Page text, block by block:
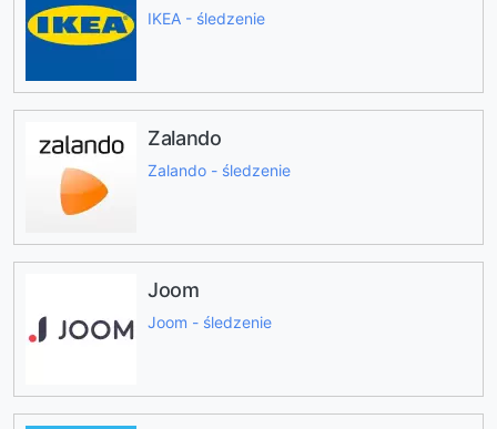
IKEA - śledzenie
Zalando
Zalando - śledzenie
Joom
Joom - śledzenie